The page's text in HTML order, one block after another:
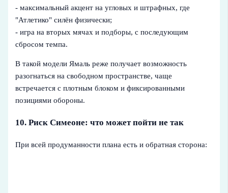
- максимальный акцент на угловых и штрафных, где
"Атлетико" силён физически;
- игра на вторых мячах и подборы, с последующим
сбросом темпа.
В такой модели Ямаль реже получает возможность
разогнаться на свободном пространстве, чаще
встречается с плотным блоком и фиксированными
позициями обороны.
10. Риск Симеоне: что может пойти не так
При всей продуманности плана есть и обратная сторона: